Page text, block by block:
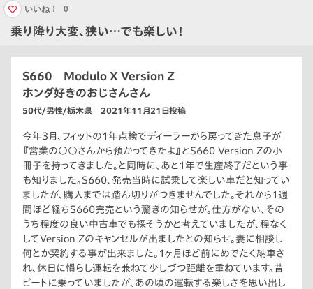
乗り降り大変、狭い…でも楽しい！
いいね！ 0
S660 Modulo X Version Z
ホンダ好きのおじさんさん
50代/男性/栃木県 2021年11月21日投稿
今年3月、フィットの1年点検でディーラーから戻ってきた息子が
『営業の○○さんから預かってきたよ』とS660 Version Zの小
冊子を持ってきました。と同時に、あと1年で生産終了だという事
も知りました。S660、発売当時に試乗して楽しい車だと知ってい
ましたが、購入までは踏ん切りがつきませんでした。それから1週
間ほど経ちS660完売という驚きの知らせが。仕方がない、その
うち程度の良い中古車でも探そうかと考えていましたが、程なく
してVersion Zのキャンセルが出ましたとの知らせ。妻に相談し
何とか契約する事が出来ました。1ヶ月ほど前にめでたく納車さ
れ、休日に慣らし運転を兼ねて少しづつ距離を重ねています。昔
ビートに乗っていましたが、あの頃の運転する楽しさを思い出し